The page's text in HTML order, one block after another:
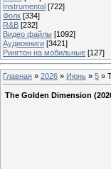
Instrumental [722]
Фолк [334]
R&B [232]
Видео файлы [1092]
Аудиокниги [3421]
Рингтон на мобильные [127]
Главная » 2026 » Июнь » 5 »
The Golden Dimension